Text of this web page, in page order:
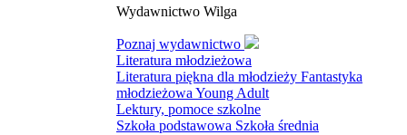
Wydawnictwo Wilga
Poznaj wydawnictwo
Literatura młodzieżowa
Literatura piękna dla młodzieży Fantastyka
młodzieżowa Young Adult
Lektury, pomoce szkolne
Szkoła podstawowa Szkoła średnia